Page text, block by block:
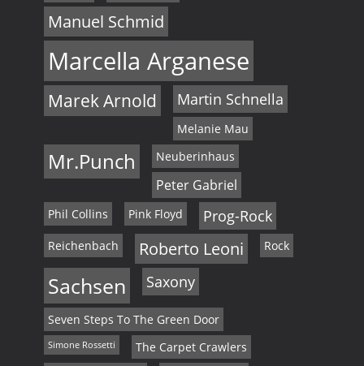
Manuel Schmid
Marcella Arganese
Marek Arnold Martin Schnella
Melanie Mau
Mr.Punch Neuberinhaus
Peter Gabriel
Phil Collins Pink Floyd Prog-Rock
Reichenbach Roberto Leoni Rock
Sachsen Saxony
Seven Steps To The Green Door
Simone Rossetti
The Carpet Crawlers